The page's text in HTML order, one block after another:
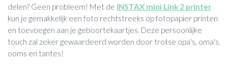
delen? Geen probleem! Met de INSTAX mini Link 2 printer
kun je gemakkelijk een foto rechtstreeks op fotopapier printen
en toevoegen aan je geboortekaartjes. Deze persoonlijke
touch zal zeker gewaardeerd worden door trotse opa's, oma's,
ooms en tantes!